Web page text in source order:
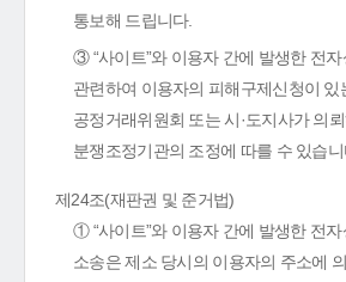
통보해 드립니다.
③ “사이트”와 이용자 간에 발생한 전
관련하여 이용자의 피해구제신청이 있
공정거래위원회 또는 시·도지사가 의
분쟁조정기관의 조정에 따를 수 있습니
제24조(재판권 및 준거법)
① “사이트”와 이용자 간에 발생한 전
소송은 제소 당시의 이용자의 주소에